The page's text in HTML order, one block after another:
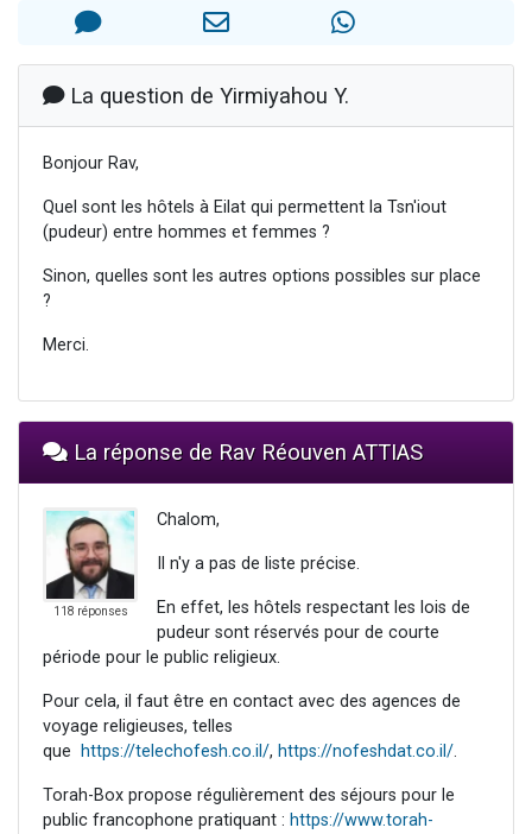
Il reste 49 places pour étudier en groupe sur Zoom
3 personnes viennent de faire un don pour Diane, 80 ans, dans un appartement insalubre
La question de Yirmiyahou Y.
Bonjour Rav,
Quel sont les hôtels à Eilat qui permettent la Tsn'iout
(pudeur) entre hommes et femmes ?
Sinon, quelles sont les autres options possibles sur place
?
Merci.
La réponse de Rav Réouven ATTIAS
118 réponses
Chalom,
Il n'y a pas de liste précise.
En effet, les hôtels respectant les lois de
pudeur sont réservés pour de courte
période pour le public religieux.
Pour cela, il faut être en contact avec des agences de
voyage religieuses, telles
que https://telechofesh.co.il/, https://nofeshdat.co.il/.
Torah-Box propose régulièrement des séjours pour le
public francophone pratiquant : https://www.torah-